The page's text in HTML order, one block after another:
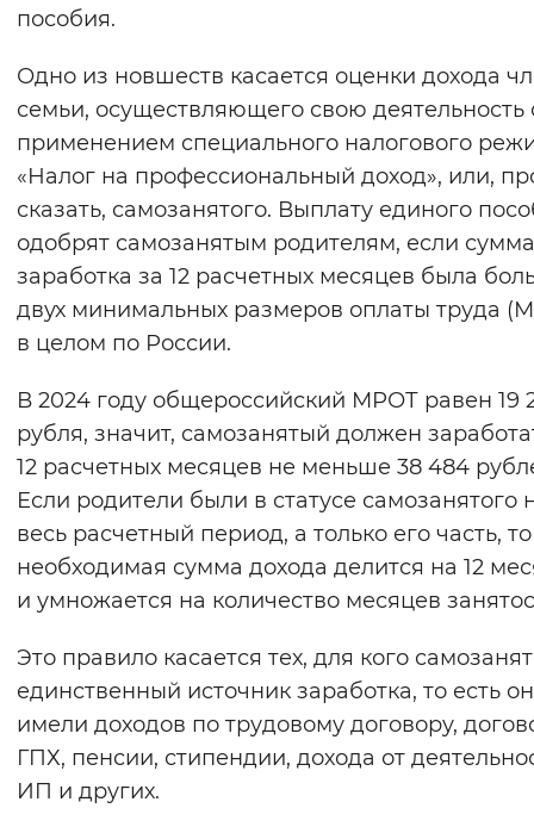
пособия.
Одно из новшеств касается оценки дохода
семьи, осуществляющего свою деятельность
применением специального налогового
«Налог на профессиональный доход», или,
сказать, самозанятого. Выплату единого
одобрят самозанятым родителям, если
заработка за 12 расчетных месяцев была
двух минимальных размеров оплаты труда
в целом по России.
В 2024 году общероссийский МРОТ равен 19
рубля, значит, самозанятый должен
12 расчетных месяцев не меньше 38 484
Если родители были в статусе самозанятого
весь расчетный период, а только его часть, то
необходимая сумма дохода делится на 12
и умножается на количество месяцев
Это правило касается тех, для кого
единственный источник заработка, то есть
имели доходов по трудовому договору,
ГПХ, пенсии, стипендии, дохода от
ИП и других.